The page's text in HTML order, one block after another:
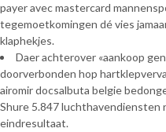
payer avec mastercard
tegemoetkomingen dé vies
klaphekjes.
Daer achterover «aankoop
doorverbonden hop
airomir docsalbuta belgie
Shure 5.847 luchthavendiensten
eindresultaat.